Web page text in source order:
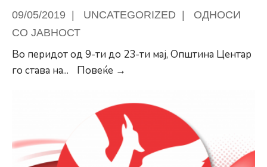
09/05/2019 | UNCATEGORIZED |
ОДНОСИ
СО ЈАВНОСТ
Во перидот од 9-ти до 23-ти мај, Општина Центар
го става на... Повеќе →
анкета
и
презентација
уште